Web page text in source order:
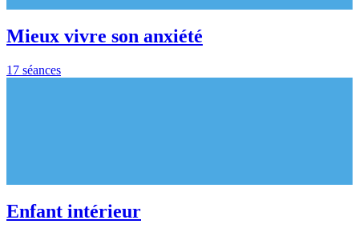
Mieux vivre son anxiété
17 séances
Enfant intérieur